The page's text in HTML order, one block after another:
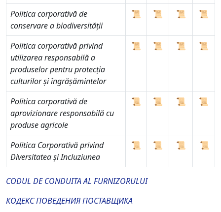
Politica corporativă de
conservare a biodiversității
📜 📜 📜 📜
Politica corporativă privind
utilizarea responsabilă a
produselor pentru protecția
culturilor și îngrășămintelor
📜 📜 📜 📜
Politica corporativă de
aprovizionare responsabilă cu
produse agricole
📜 📜 📜 📜
Politica Corporativă privind
Diversitatea și Incluziunea
📜 📜 📜 📜
CODUL DE CONDUITA AL FURNIZORULUI
КОДЕКС ПОВЕДЕНИЯ ПОСТАВЩИКА